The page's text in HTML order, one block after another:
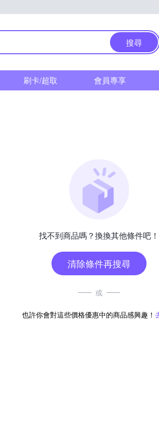
搜尋
刷卡/超取 會員專享
找不到商品嗎？換換其他條件吧！
清除條件再搜尋
或
也許你會對這些價格優惠中的商品感興趣！